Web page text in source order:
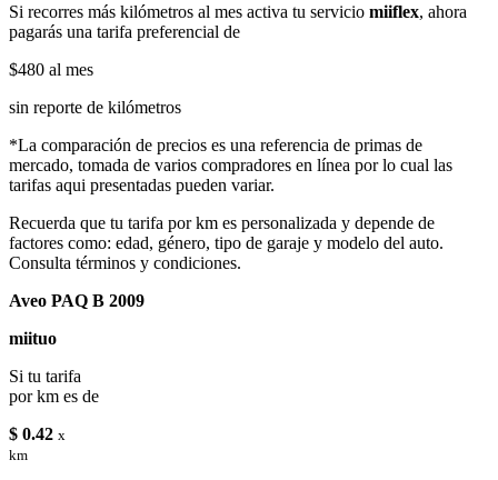
Si recorres más kilómetros al mes activa tu servicio miiflex, ahora
pagarás una tarifa preferencial de
$480 al mes
sin reporte de kilómetros
*La comparación de precios es una referencia de primas de
mercado, tomada de varios compradores en línea por lo cual las
tarifas aqui presentadas pueden variar.
Recuerda que tu tarifa por km es personalizada y depende de
factores como: edad, género, tipo de garaje y modelo del auto.
Consulta términos y condiciones.
Aveo PAQ B 2009
miituo
Si tu tarifa
por km es de
$ 0.42 x
km